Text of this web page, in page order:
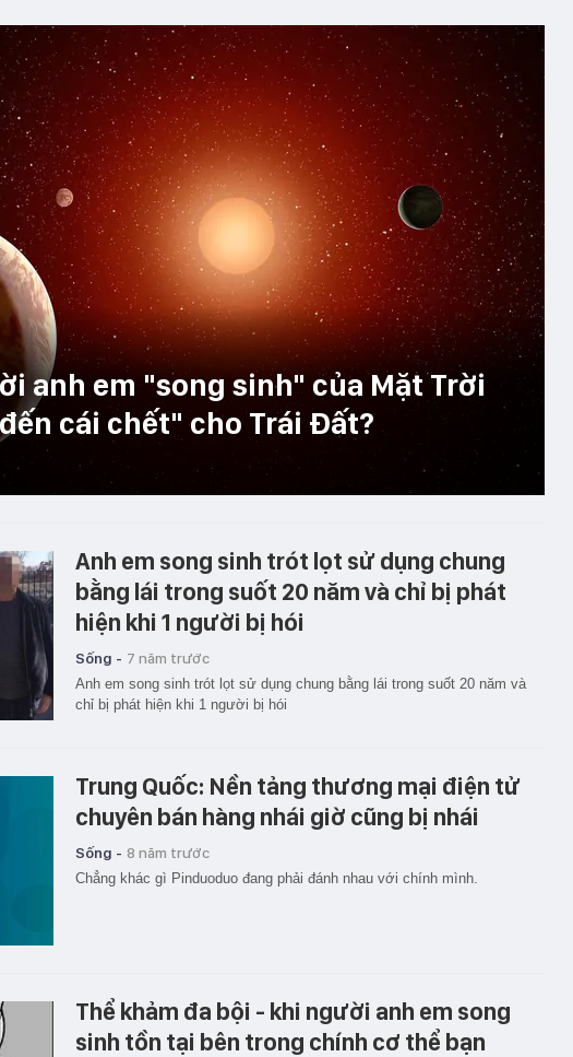
anh em "song sinh" của Mặt Trời
cái chết" cho Trái Đất?
Anh em song sinh trót lọt sử dụng chung
bằng lái trong suốt 20 năm và chỉ bị phát
hiện khi 1 người bị hói
Sống - 7 năm trước
Anh em song sinh trót lọt sử dụng chung bằng lái trong suốt 20 năm và
chỉ bị phát hiện khi 1 người bị hói
Trung Quốc: Nền tảng thương mại điện tử
chuyên bán hàng nhái giờ cũng bị nhái
Sống - 8 năm trước
Chẳng khác gì Pinduoduo đang phải đánh nhau với chính mình.
Thể khảm đa bội - khi người anh em song
sinh tồn tại bên trong chính cơ thể bạn